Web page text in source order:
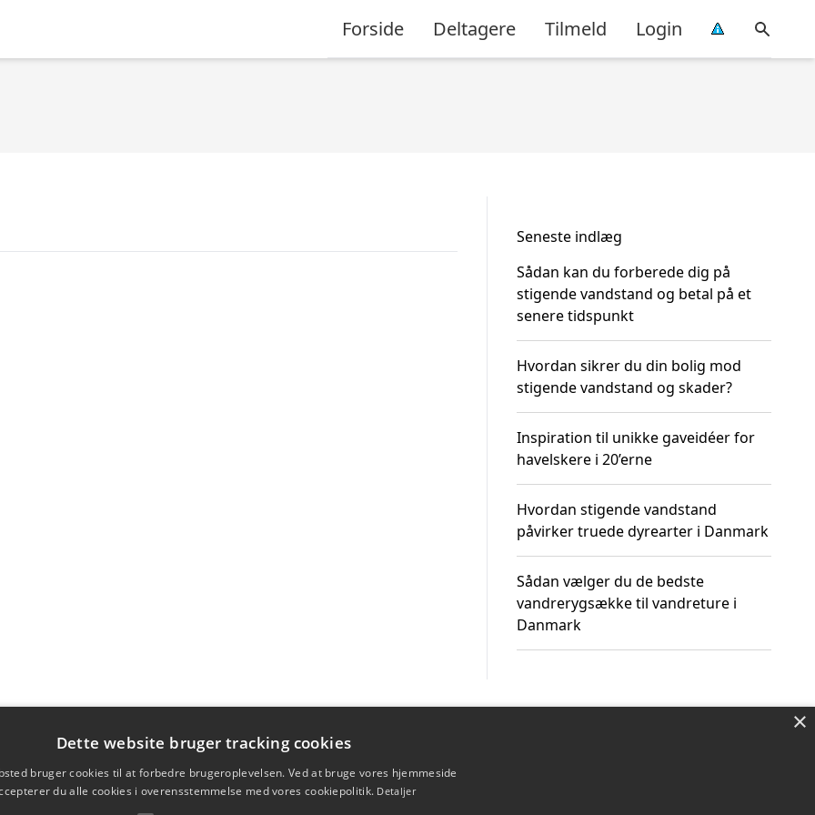
Forside Deltagere Tilmeld Login
Seneste indlæg
Sådan kan du forberede dig på
stigende vandstand og betal på et
senere tidspunkt
Hvordan sikrer du din bolig mod
stigende vandstand og skader?
Inspiration til unikke gaveidéer for
havelskere i 20’erne
Hvordan stigende vandstand
påvirker truede dyrearter i Danmark
Sådan vælger du de bedste
vandrerygsække til vandreture i
Danmark
×
Dette website bruger tracking cookies
bruger cookies til at forbedre brugeroplevelsen. Ved at bruge vores hjemmeside
du alle cookies i overensstemmelse med vores cookiepolitik. Detaljer